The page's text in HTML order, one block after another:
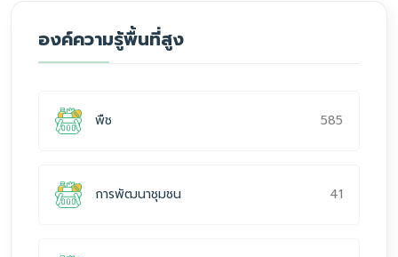
องค์ความรู้พื้นที่สูง
พืช 585
การพัฒนาชุมชน 41